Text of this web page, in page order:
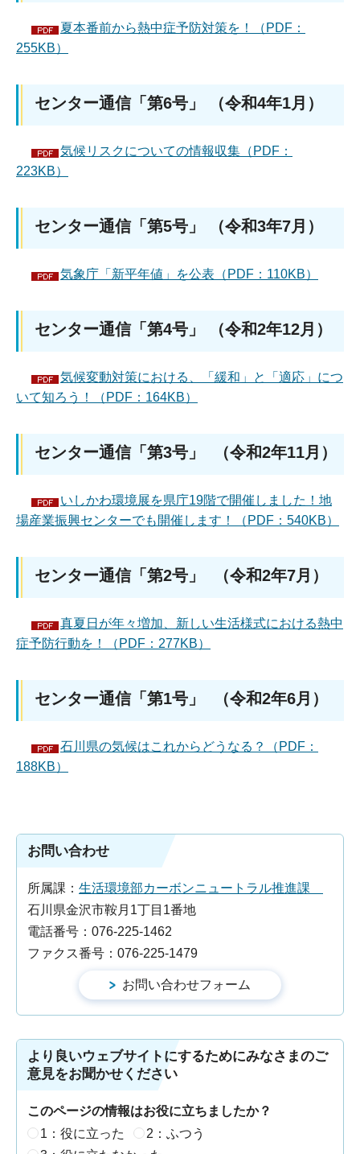
夏本番前から熱中症予防対策を！（PDF：
255KB）
センター通信「第6号」 （令和4年1月）
気候リスクについての情報収集（PDF：
223KB）
センター通信「第5号」 （令和3年7月）
気象庁「新平年値」を公表（PDF：110KB）
センター通信「第4号」 （令和2年12月）
気候変動対策における、「緩和」と「適応」につ
いて知ろう！（PDF：164KB）
センター通信「第3号」 （令和2年11月）
いしかわ環境展を県庁19階で開催しました！地
場産業振興センターでも開催します！（PDF：540KB）
センター通信「第2号」 （令和2年7月）
真夏日が年々増加、新しい生活様式における熱中
症予防行動を！（PDF：277KB）
センター通信「第1号」 （令和2年6月）
石川県の気候はこれからどうなる？（PDF：
188KB）
お問い合わせ
所属課： 生活環境部カーボンニュートラル推進課
石川県金沢市鞍月1丁目1番地
電話番号：076-225-1462
ファクス番号：076-225-1479
より良いウェブサイトにするためにみなさまのご
意見をお聞かせください
このページの情報はお役に立ちましたか？
1：役に立った
2：ふつう